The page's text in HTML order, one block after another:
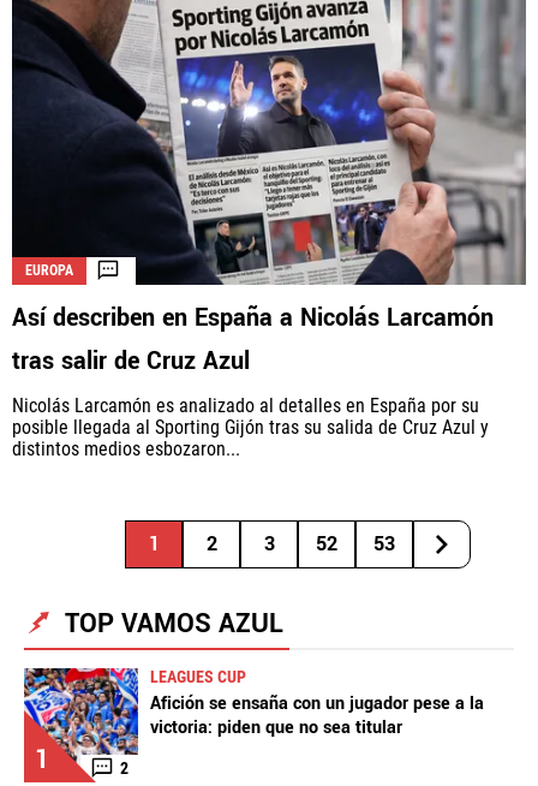
EUROPA
Así describen en España a Nicolás Larcamón
tras salir de Cruz Azul
Nicolás Larcamón es analizado al detalles en España por su
posible llegada al Sporting Gijón tras su salida de Cruz Azul y
distintos medios esbozaron...
1 2 3 52 53
TOP VAMOS AZUL
1 2
LEAGUES CUP
Afición se ensaña con un jugador pese a la
victoria: piden que no sea titular